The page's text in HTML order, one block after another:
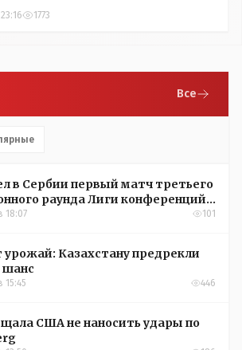
1773
Все
в Сербии первый матч третьего
раунда Лиги конференций
18:07 101
урожай: Казахстану предрекли
15:45 446
США не наносить удары по